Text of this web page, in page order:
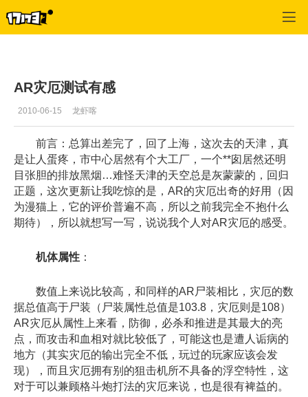
AR灾厄测试有感
2010-06-15 龙虾喀
前言：总算出差完了，回了上海，这次去的天津，真
是让人蛋疼，市中心居然有个大工厂，一个**囱居然还明
目张胆的排放黑烟…难怪天津的天空总是灰蒙蒙的，回归
正题，这次更新让我吃惊的是，AR的灾厄出奇的好用（因
为漫猫上，它的评价普遍不高，所以之前我完全不抱什么
期待），所以就想写一写，说说我个人对AR灾厄的感受。
机体属性 ：
数值上来说比较高，和同样的AR尸装相比，灾厄的数
据总值高于尸装（尸装属性总值是103.8，灾厄则是108）
AR灾厄从属性上来看，防御，必杀和推进是其最大的亮
点，而攻击和血相对就比较低了，可能这也是遭人诟病的
地方（其实灾厄的输出完全不低，玩过的玩家应该会发
现），而且灾厄拥有别的狙击机所不具备的浮空特性，这
对于可以兼顾格斗炮打法的灾厄来说，也是很有裨益的。